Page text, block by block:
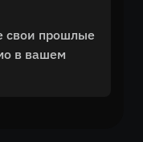
свои прошлые
в вашем